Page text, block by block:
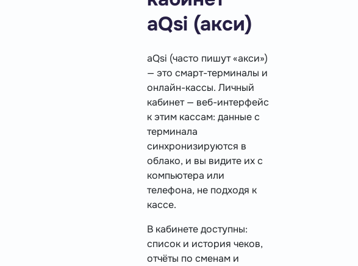
aQsi (акси)
aQsi (часто пишут «акси»)
— это смарт-терминалы и
онлайн-кассы. Личный
кабинет — веб-интерфейс
к этим кассам: данные с
терминала
синхронизируются в
облако, и вы видите их с
компьютера или
телефона, не подходя к
кассе.
В кабинете доступны:
список и история чеков,
отчёты по сменам и